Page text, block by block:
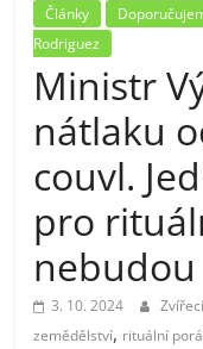
Články
Rodriguez
Ministr
nátlaku
couvl.
pro
nebudou
3. 10. 2024
zemědělství, rituální